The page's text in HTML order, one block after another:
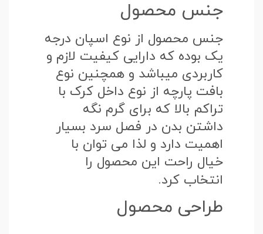
جنس محصول
جنس محصول از نوع اسپان درجه
یک بوده که دارایی کیفیت لازم و
کاربردی میباشد و همچنین نوع
بافت پارچه از نوع داخل کرک با
تراکم بالا که برای گرم نگه
داشتن بدن در فصل سرد بسیار
اهمیت دارد و لذا می توان با
خیال راحت این محصول را
انتخاب کرد.
طراحی محصول